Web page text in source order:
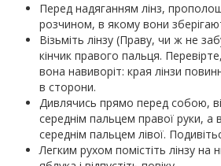
Перед надяганням лінз,
розчином, в якому вони
Візьміть лінзу (Праву, чи ж не
кінчик правого пальця.
вона навиворіт: края лінзи
в сторони.
Дивлячись прямо перед собою,
середнім пальцем правої руки, а
середнім пальцем лівої.
Легким рухом помістіть лінзу